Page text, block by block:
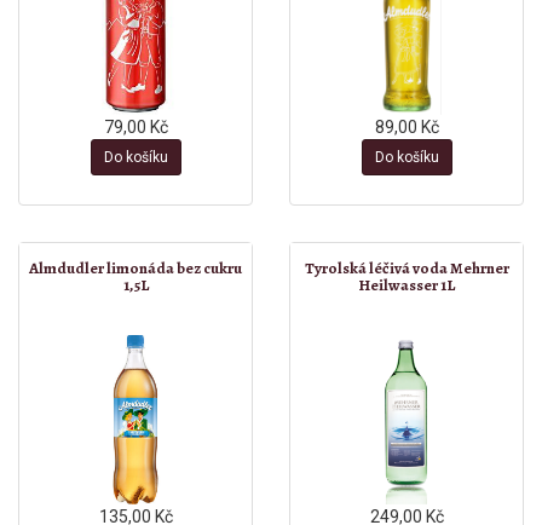
79,00 Kč
Do košíku
89,00 Kč
Do košíku
Almdudler limonáda bez cukru
1,5L
135,00 Kč
Tyrolská léčivá voda Mehrner
Heilwasser 1L
249,00 Kč